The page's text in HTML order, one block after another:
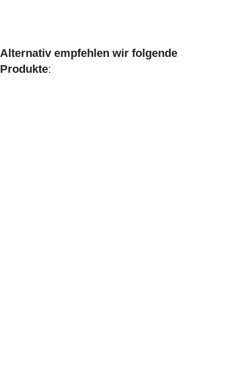
Alternativ empfehlen wir folgende
Produkte: